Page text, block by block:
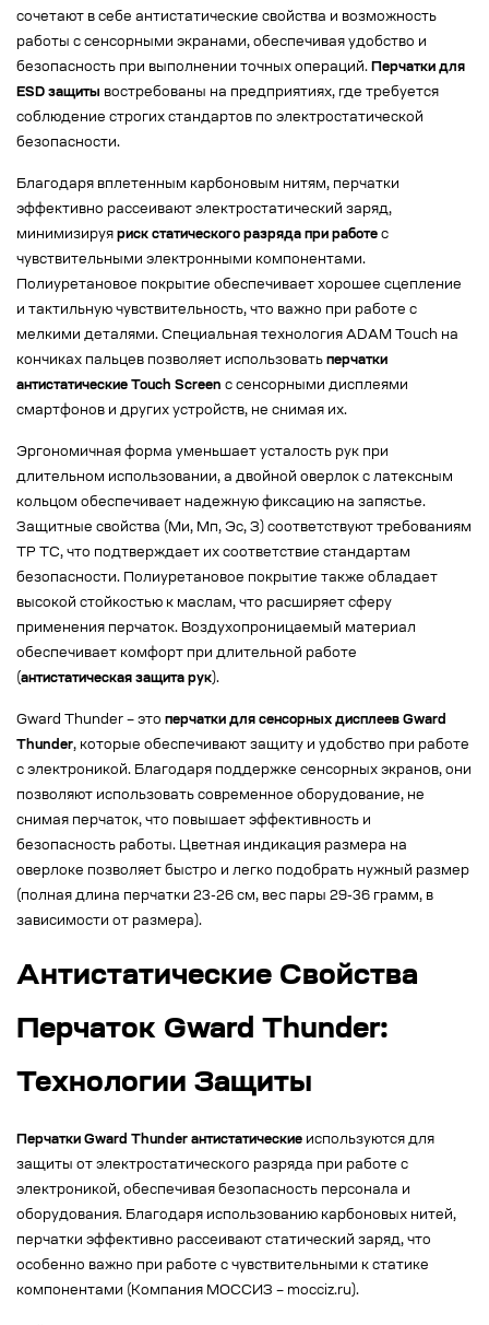
сочетают в себе антистатические свойства и возможность
работы с сенсорными экранами, обеспечивая удобство и
безопасность при выполнении точных операций. Перчатки для
ESD защиты востребованы на предприятиях, где требуется
соблюдение строгих стандартов по электростатической
безопасности.
Благодаря вплетенным карбоновым нитям, перчатки
эффективно рассеивают электростатический заряд,
минимизируя риск статического разряда при работе с
чувствительными электронными компонентами.
Полиуретановое покрытие обеспечивает хорошее сцепление
и тактильную чувствительность, что важно при работе с
мелкими деталями. Специальная технология ADAM Touch на
кончиках пальцев позволяет использовать перчатки
антистатические Touch Screen с сенсорными дисплеями
смартфонов и других устройств, не снимая их.
Эргономичная форма уменьшает усталость рук при
длительном использовании, а двойной оверлок с латексным
кольцом обеспечивает надежную фиксацию на запястье.
Защитные свойства (Ми, Мп, Эс, З) соответствуют требованиям
ТР ТС, что подтверждает их соответствие стандартам
безопасности. Полиуретановое покрытие также обладает
высокой стойкостью к маслам, что расширяет сферу
применения перчаток. Воздухопроницаемый материал
обеспечивает комфорт при длительной работе
(антистатическая защита рук).
Gward Thunder – это перчатки для сенсорных дисплеев Gward
Thunder, которые обеспечивают защиту и удобство при работе
с электроникой. Благодаря поддержке сенсорных экранов, они
позволяют использовать современное оборудование, не
снимая перчаток, что повышает эффективность и
безопасность работы. Цветная индикация размера на
оверлоке позволяет быстро и легко подобрать нужный размер
(полная длина перчатки 23-26 см, вес пары 29-36 грамм, в
зависимости от размера).
Антистатические Свойства
Перчаток Gward Thunder:
Технологии Защиты
Перчатки Gward Thunder антистатические используются для
защиты от электростатического разряда при работе с
электроникой, обеспечивая безопасность персонала и
оборудования. Благодаря использованию карбоновых нитей,
перчатки эффективно рассеивают статический заряд, что
особенно важно при работе с чувствительными к статике
компонентами (Компания МОССИЗ – mocciz.ru).